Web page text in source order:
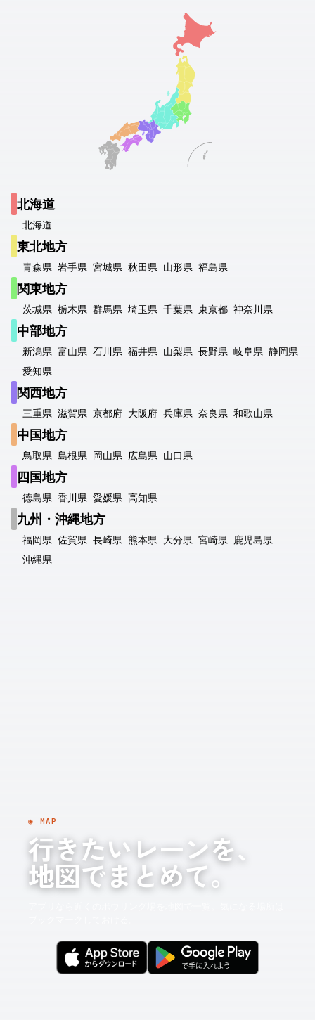
北海道
北海道
東北地方
青森県 岩手県 宮城県 秋田県 山形県 福島県
関東地方
茨城県 栃木県 群馬県 埼玉県 千葉県 東京都 神奈川県
中部地方
新潟県 富山県 石川県 福井県 山梨県 長野県 岐阜県 静岡県
愛知県
関西地方
三重県 滋賀県 京都府 大阪府 兵庫県 奈良県 和歌山県
中国地方
鳥取県 島根県 岡山県 広島県 山口県
四国地方
徳島県 香川県 愛媛県 高知県
九州・沖縄地方
福岡県 佐賀県 長崎県 熊本県 大分県 宮崎県 鹿児島県
沖縄県
◉ MAP
行きたいレーンを、
地図でまとめて。